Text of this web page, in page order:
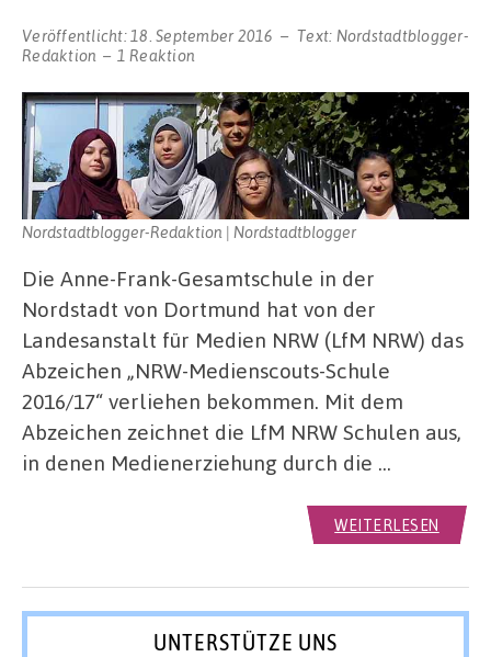
Veröffentlicht: 18. September 2016 Text: Nordstadtblogger-
Redaktion
1 Reaktion
Nordstadtblogger-Redaktion | Nordstadtblogger
Die Anne-Frank-Gesamtschule in der
Nordstadt von Dortmund hat von der
Landesanstalt für Medien NRW (LfM NRW) das
Abzeichen „NRW-Medienscouts-Schule
2016/17“ verliehen bekommen. Mit dem
Abzeichen zeichnet die LfM NRW Schulen aus,
in denen Medienerziehung durch die …
WEITERLESEN
UNTERSTÜTZE UNS